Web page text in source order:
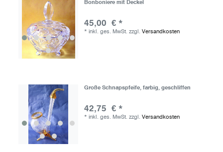
Bonboniere mit Deckel
45,00 € *
* inkl. ges. MwSt. zzgl. Versandkosten
Große Schnapspfeife, farbig, geschliffen
42,75 € *
* inkl. ges. MwSt. zzgl. Versandkosten